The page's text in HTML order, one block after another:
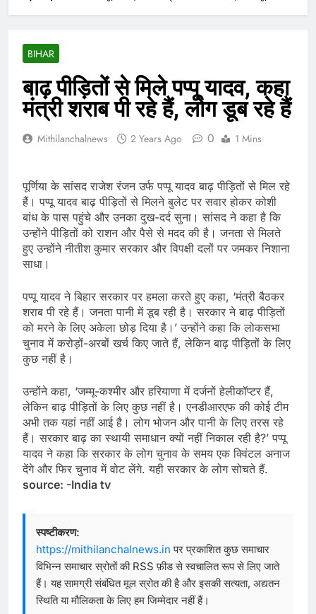
BIHAR
बाढ़ पीड़ितों से मिले पप्पू यादव, कहा
मंत्री शराब पी रहे हैं, लोग डूब रहे हैं
Mithilanchalnews 2 Years Ago 0 1 Mins
पूर्णिया के सांसद राजेश रंजन उर्फ ​​पप्पू यादव बाढ़ पीड़ितों से मिल रहे
हैं। पप्पू यादव बाढ़ पीड़ितों से मिलने बुलेट पर सवार होकर कोशी
बांध के पास पहुंचे और उनका दुख-दर्द सुना। सांसद ने कहा है कि
उन्होंने पीड़ितों को राशन और पैसे से मदद की है। जनता से मिलते
हुए उन्होंने नीतीश कुमार सरकार और विपक्षी दलों पर जमकर निशाना
साधा।
पप्पू यादव ने बिहार सरकार पर हमला करते हुए कहा, ‘मंत्री बैठकर
शराब पी रहे हैं। जनता पानी में डूब रही है। सरकार ने बाढ़ पीड़ितों
को मरने के लिए अकेला छोड़ दिया है।’ उन्होंने कहा कि लोकसभा
चुनाव में करोड़ों-अरबों खर्च किए जाते हैं, लेकिन बाढ़ पीड़ितों के लिए
कुछ नहीं है।
उन्होंने कहा, ‘जम्मू-कश्मीर और हरियाणा में दर्जनों हेलीकॉप्टर हैं,
लेकिन बाढ़ पीड़ितों के लिए कुछ नहीं है। एनडीआरएफ की कोई टीम
अभी तक यहां नहीं आई है। लोग भोजन और पानी के लिए तरस रहे
हैं। सरकार बाढ़ का स्थायी समाधान क्यों नहीं निकाल रही है?’ पप्पू
यादव ने कहा कि सरकार के लोग चुनाव के समय एक क्विंटल अनाज
देंगे और फिर चुनाव में वोट लेंगे. यही सरकार के लोग सोचते हैं.
source: -India tv
स्पष्टीकरण:
https://mithilanchalnews.in पर प्रकाशित कुछ समाचार
विभिन्न समाचार स्रोतों की RSS फ़ीड से स्वचालित रूप से लिए जाते
हैं। यह सामग्री संबंधित मूल स्रोत की है और इसकी सत्यता, अद्यतन
स्थिति या मौलिकता के लिए हम जिम्मेदार नहीं हैं।